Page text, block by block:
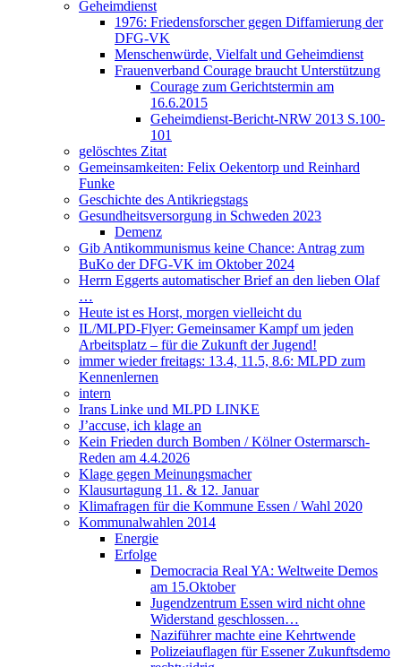
Geheimdienst
1976: Friedensforscher gegen Diffamierung der
DFG-VK
Menschenwürde, Vielfalt und Geheimdienst
Frauenverband Courage braucht Unterstützung
Courage zum Gerichtstermin am
16.6.2015
Geheimdienst-Bericht-NRW 2013 S.100-
101
gelöschtes Zitat
Gemeinsamkeiten: Felix Oekentorp und Reinhard
Funke
Geschichte des Antikriegstags
Gesundheitsversorgung in Schweden 2023
Demenz
Gib Antikommunismus keine Chance: Antrag zum
BuKo der DFG-VK im Oktober 2024
Herrn Eggerts automatischer Brief an den lieben Olaf
…
Heute ist es Horst, morgen vielleicht du
IL/MLPD-Flyer: Gemeinsamer Kampf um jeden
Arbeitsplatz – für die Zukunft der Jugend!
immer wieder freitags: 13.4, 11.5, 8.6: MLPD zum
Kennenlernen
intern
Irans Linke und MLPD LINKE
J’accuse, ich klage an
Kein Frieden durch Bomben / Kölner Ostermarsch-
Reden am 4.4.2026
Klage gegen Meinungsmacher
Klausurtagung 11. & 12. Januar
Klimafragen für die Kommune Essen / Wahl 2020
Kommunalwahlen 2014
Energie
Erfolge
Democracia Real YA: Weltweite Demos
am 15.Oktober
Jugendzentrum Essen wird nicht ohne
Widerstand geschlossen…
Naziführer machte eine Kehrtwende
Polizeiauflagen für Essener Zukunftsdemo